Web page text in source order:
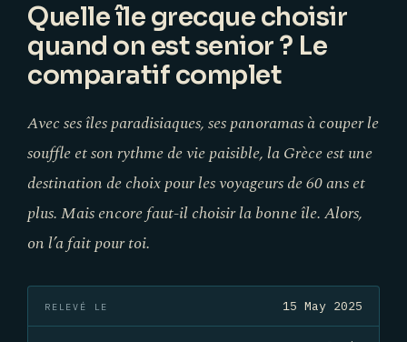
Quelle île grecque choisir
quand on est senior ? Le
comparatif complet
Avec ses îles paradisiaques, ses panoramas à couper le
souffle et son rythme de vie paisible, la Grèce est une
destination de choix pour les voyageurs de 60 ans et
plus. Mais encore faut-il choisir la bonne île. Alors,
on l’a fait pour toi.
RELEVÉ LE 15 May 2025